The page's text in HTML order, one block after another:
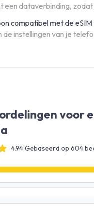
een dataverbinding,
compatibel met de
de instellingen van je
voor
4.94 Gebaseerd op 604